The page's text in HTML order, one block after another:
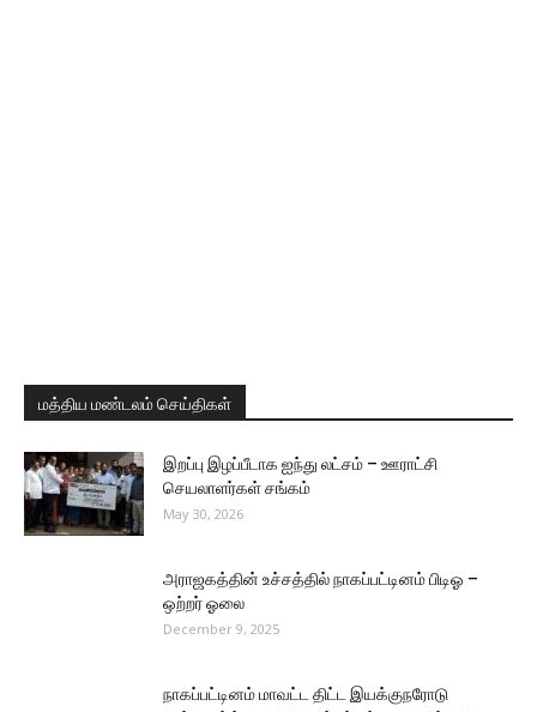
மத்திய மண்டலம் செய்திகள்
இறப்பு இழப்பீடாக ஐந்து லட்சம் – ஊராட்சி
செயலாளர்கள் சங்கம்
May 30, 2026
அராஜகத்தின் உச்சத்தில் நாகப்பட்டினம் பிடிஓ –
ஒற்றர் ஓலை
December 9, 2025
நாகப்பட்டினம் மாவட்ட திட்ட இயக்குநரோடு